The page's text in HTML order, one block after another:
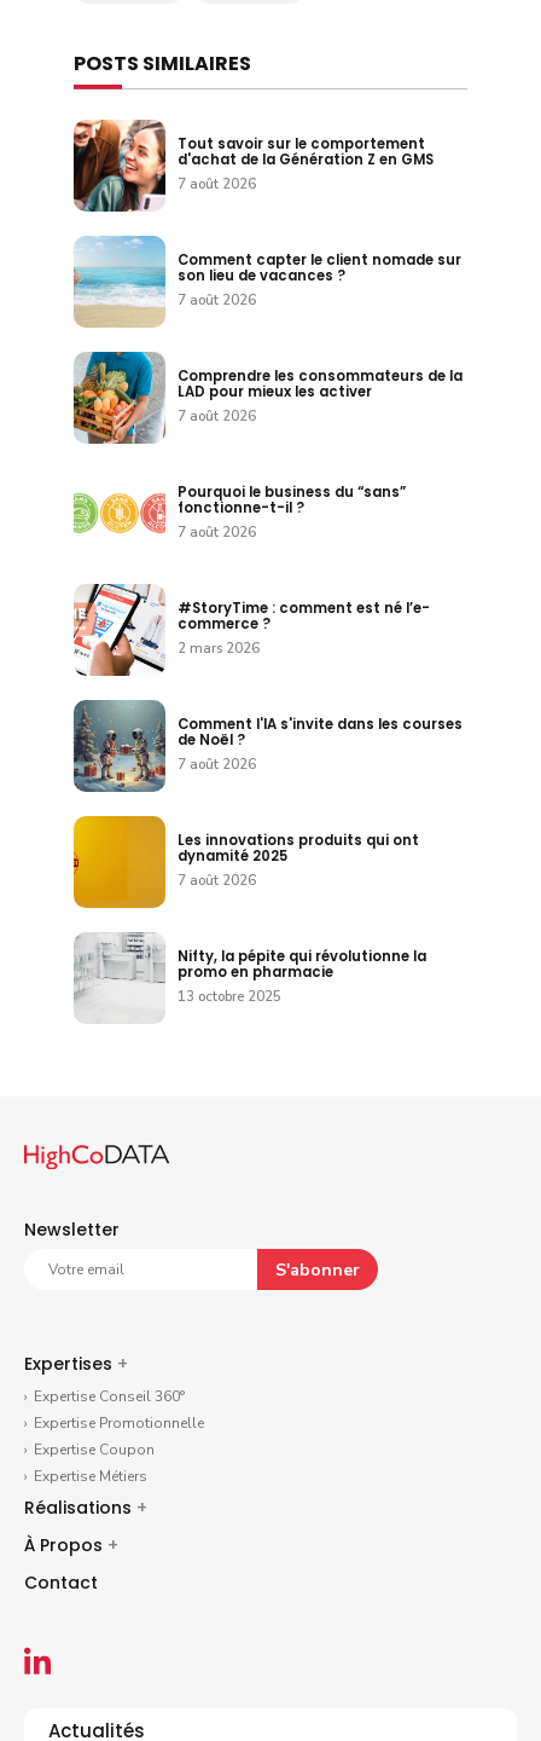
POSTS SIMILAIRES
Tout savoir sur le comportement
d'achat de la Génération Z en GMS
7 août 2026
Comment capter le client nomade sur
son lieu de vacances ?
7 août 2026
Comprendre les consommateurs de la
LAD pour mieux les activer
7 août 2026
Pourquoi le business du “sans”
fonctionne-t-il ?
7 août 2026
#StoryTime : comment est né l’e-
commerce ?
2 mars 2026
Comment l'IA s'invite dans les courses
de Noël ?
7 août 2026
Les innovations produits qui ont
dynamité 2025
7 août 2026
Nifty, la pépite qui révolutionne la
promo en pharmacie
13 octobre 2025
Newsletter
S'abonner
Expertises +
Expertise Conseil 360°
Expertise Promotionnelle
Expertise Coupon
Expertise Métiers
Réalisations +
À Propos +
Contact
Actualités